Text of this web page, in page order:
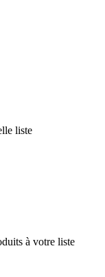
liste
à votre liste